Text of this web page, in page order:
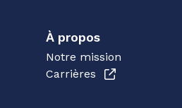
À propos
Notre mission
Carrières